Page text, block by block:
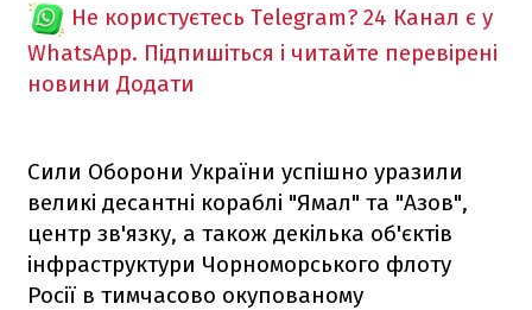
Не користуєтесь Telegram? 24 Канал є у
WhatsApp. Підпишіться і читайте перевірені
новини Додати
Сили Оборони України успішно уразили
великі десантні кораблі "Ямал" та "Азов",
центр зв'язку, а також декілька об'єктів
інфраструктури Чорноморського флоту
Росії в тимчасово окупованому